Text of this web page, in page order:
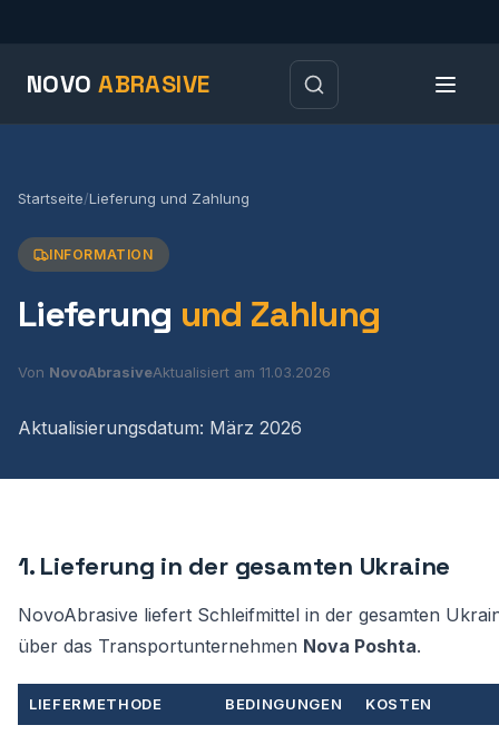
NOVOABRASIVE
Startseite/Lieferung und Zahlung
INFORMATION
Lieferung und Zahlung
Von NovoAbrasiveAktualisiert am 11.03.2026
Aktualisierungsdatum: März 2026
1. Lieferung in der gesamten Ukraine
NovoAbrasive liefert Schleifmittel in der gesamten
über das Transportunternehmen Nova Poshta.
LIEFERMETHODE BEDINGUNGEN KOSTEN